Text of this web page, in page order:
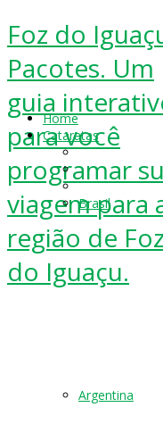
Foz do
Pacotes. Um
guia
para você
programar
viagem para
região de Foz
do Iguaçu.
Home
Cataratas
Brasil
Argentina